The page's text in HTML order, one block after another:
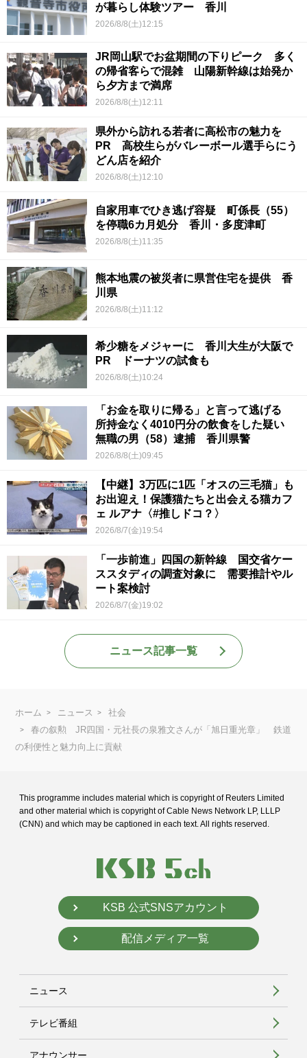
が暮らし体験ツアー 香川
2026/8/8(土)12:15
JR岡山駅でお盆期間の下りピーク 多く
の帰省客らで混雑 山陽新幹線は始発か
ら夕方まで満席
2026/8/8(土)12:11
県外から訪れる若者に高松市の魅力を
PR 高校生らがバレーボール選手らにう
どん店を紹介
2026/8/8(土)12:10
自家用車でひき逃げ容疑 町係長（55）
を停職6カ月処分 香川・多度津町
2026/8/8(土)11:35
熊本地震の被災者に県営住宅を提供 香
川県
2026/8/8(土)11:12
希少糖をメジャーに 香川大生が大阪で
PR ドーナツの試食も
2026/8/8(土)10:24
「お金を取りに帰る」と言って逃げる
所持金なく4010円分の飲食をした疑い
無職の男（58）逮捕 香川県警
2026/8/8(土)09:45
【中継】3万匹に1匹「オスの三毛猫」も
お出迎え！保護猫たちと出会える猫カフ
ェ ルアナ〈#推しドコ？〉
2026/8/7(金)19:54
「一歩前進」四国の新幹線 国交省ケー
ススタディの調査対象に 需要推計やル
ート案検討
2026/8/7(金)19:02
ニュース記事一覧
ホーム ニュース
社会
春の叙勲 JR四国・元社長の泉雅文さんが「旭日重光章」 鉄道
の利便性と魅力向上に貢献
This programme includes material which is copyright of Reuters Limited
and other material which is copyright of Cable News Network LP, LLLP
(CNN) and which may be captioned in each text. All rights reserved.
KSB 公式SNSアカウント
配信メディア一覧
ニュース
テレビ番組
アナウンサー